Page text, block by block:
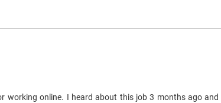
working online. I heard about this job 3 months ago